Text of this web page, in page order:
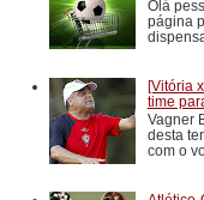
Olá
página
[Vitória
time
Vagner
desta
com o